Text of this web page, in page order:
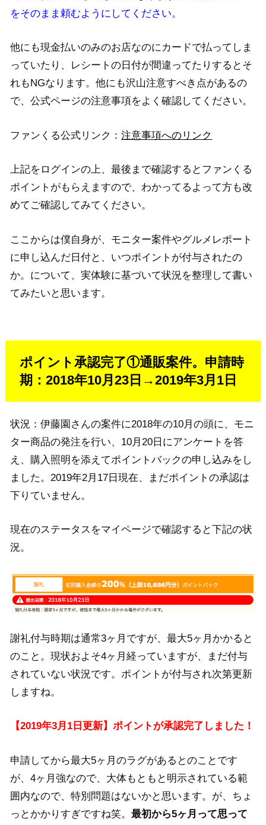
をそのまま頼むようにしてください。
他にも現金払いのみのお店なのにカードで払ってしま
っていたり、レシートの日付が間違ってたりするとそ
れもNGなります。他にも沢山注意すべき点があるの
で、公式ページの注意事項をよく確認してください。
ファンくる公式リンク：注意事項へのリンク
上記をログインの上、最後まで確認するとファンくる
ポイントがもらえますので、わかってるよって方も改
めてご確認してみてください。
ここからは僕自身が、モニター案件やグルメレポート
に申し込んだ日付と、いつポイントが付与されたの
か。について、実体験に基づいて状況を整理して書い
てみたいと思います。
ポイント承認完了①通販案件。申請時
期：2018年10月23日→2019年3月1日
状況：伊藤園さんの案件に2018年の10月の頭に、モニ
ター商品の発注を行い、10月20日にアンケートを答
え、購入照明を添えてポイントバックの申し込みをし
ました。2019年2月17日現在、まだポイントの承認は
下りていません。
現在のステータスをマイページで確認すると下記の状
況。
謝礼付与時期は通常3ヶ月ですが、最大5ヶ月かかると
のこと。現状およそ4ヶ月経っていますが、まだ付与
されていない状況です。ポイントが付与され次第更新
しますね。
【2019年3月1日更新】ポイントが承認完了しました！
申請してから最大5ヶ月のラグがあるとのことです
が、4ヶ月強なので、大体もともと明示されている範
囲内なので、特別問題はないかと思います。が、ちょ
っとかかりすぎですね笑。最初から5ヶ月って思って